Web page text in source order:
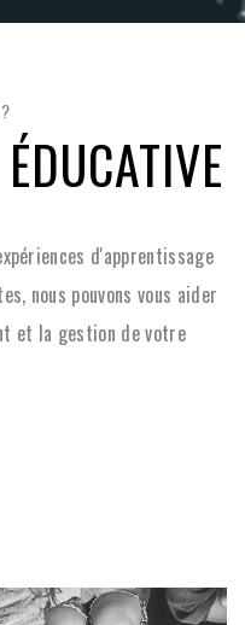
d'apprentissage
nous pouvons vous aider
et la gestion de votre